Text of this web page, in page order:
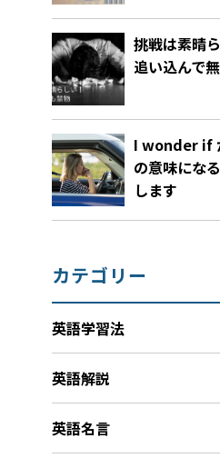
挑戦は素晴
追い込んで
I wonder if
の意味にな
します
カテゴリー
英語学習法
英語解説
英語名言